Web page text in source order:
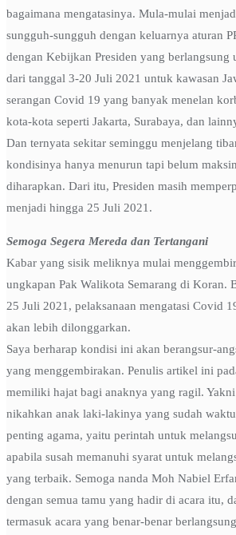
bagaimana mengatasinya. Mula-mulai
sungguh-sungguh dengan keluarnya aturan
dengan Kebijkan Presiden yang berlangsung
dari tanggal 3-20 Juli 2021 untuk kawasan
serangan Covid 19 yang banyak menelan
kota-kota seperti Jakarta, Surabaya, dan
Dan ternyata sekitar seminggu menjelang
kondisinya hanya menurun tapi belum
diharapkan. Dari itu, Presiden masih
menjadi hingga 25 Juli 2021.
Semoga Segera Mereda dan Tertangani
Kabar yang sisik meliknya mulai
ungkapan Pak Walikota Semarang di Koran.
25 Juli 2021, pelaksanaan mengatasi Covid
akan lebih dilonggarkan.
Saya berharap kondisi ini akan berangsur-
yang menggembirakan. Penulis artikel ini
memiliki hajat bagi anaknya yang ragil.
nikahkan anak laki-lakinya yang sudah
penting agama, yaitu perintah untuk
apabila susah memanuhi syarat untuk
yang terbaik. Semoga nanda Moh Nabiel
dengan semua tamu yang hadir di acara itu,
termasuk acara yang benar-benar